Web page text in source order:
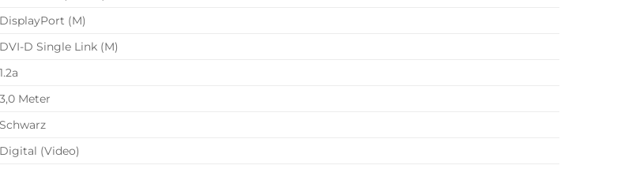
DisplayPort (M)
DVI-D Single Link (M)
1.2a
3,0 Meter
Schwarz
Digital (Video)